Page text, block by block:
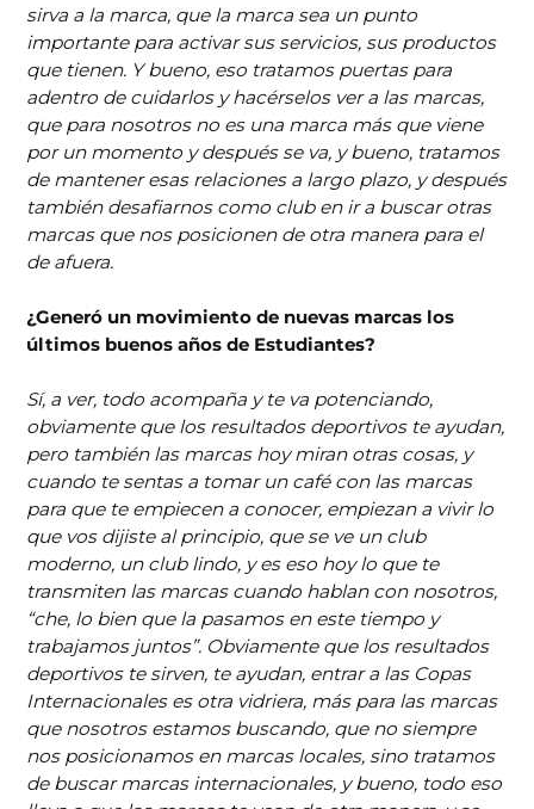
sirva a la marca, que la marca sea un punto
importante para activar sus servicios, sus productos
que tienen. Y bueno, eso tratamos puertas para
adentro de cuidarlos y hacérselos ver a las marcas,
que para nosotros no es una marca más que viene
por un momento y después se va, y bueno, tratamos
de mantener esas relaciones a largo plazo, y después
también desafiarnos como club en ir a buscar otras
marcas que nos posicionen de otra manera para el
de afuera.
¿Generó un movimiento de nuevas marcas los
últimos buenos años de Estudiantes?
Sí, a ver, todo acompaña y te va potenciando,
obviamente que los resultados deportivos te ayudan,
pero también las marcas hoy miran otras cosas, y
cuando te sentas a tomar un café con las marcas
para que te empiecen a conocer, empiezan a vivir lo
que vos dijiste al principio, que se ve un club
moderno, un club lindo, y es eso hoy lo que te
transmiten las marcas cuando hablan con nosotros,
“che, lo bien que la pasamos en este tiempo y
trabajamos juntos”. Obviamente que los resultados
deportivos te sirven, te ayudan, entrar a las Copas
Internacionales es otra vidriera, más para las marcas
que nosotros estamos buscando, que no siempre
nos posicionamos en marcas locales, sino tratamos
de buscar marcas internacionales, y bueno, todo eso